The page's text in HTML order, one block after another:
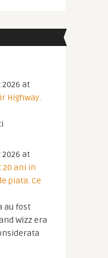
at
Highway.
at
20 ani in
piata. Ce
au fost
Wizz era